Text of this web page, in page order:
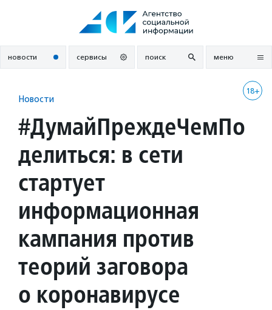
новости сервисы поиск меню
18+
Новости
#ДумайПреждеЧемПо
делиться: в сети
стартует
информационная
кампания против
теорий заговора
о коронавирусе